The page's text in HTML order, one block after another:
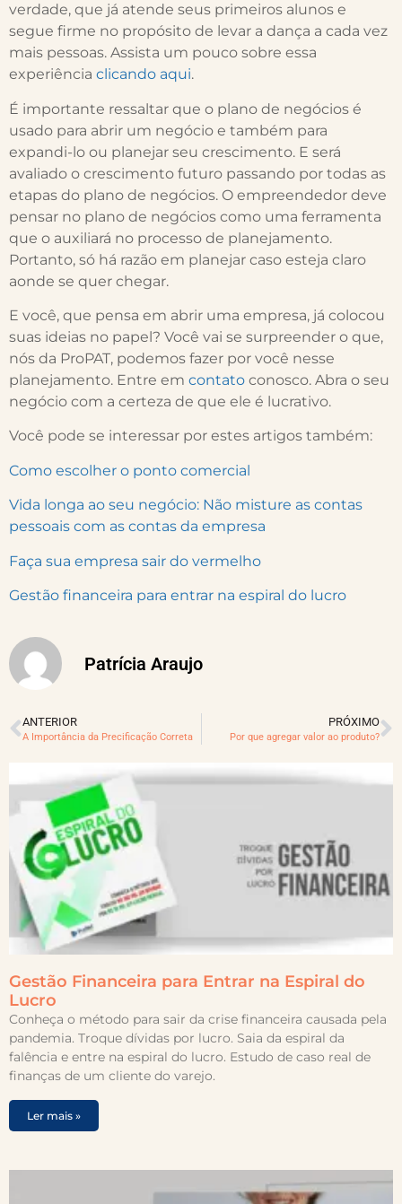
verdade, que já atende seus primeiros alunos e
segue firme no propósito de levar a dança a cada vez
mais pessoas. Assista um pouco sobre essa
experiência clicando aqui.
É importante ressaltar que o plano de negócios é
usado para abrir um negócio e também para
expandi-lo ou planejar seu crescimento. E será
avaliado o crescimento futuro passando por todas as
etapas do plano de negócios. O empreendedor deve
pensar no plano de negócios como uma ferramenta
que o auxiliará no processo de planejamento.
Portanto, só há razão em planejar caso esteja claro
aonde se quer chegar.
E você, que pensa em abrir uma empresa, já colocou
suas ideias no papel? Você vai se surpreender o que,
nós da ProPAT, podemos fazer por você nesse
planejamento. Entre em contato conosco. Abra o seu
negócio com a certeza de que ele é lucrativo.
Você pode se interessar por estes artigos também:
Como escolher o ponto comercial
Vida longa ao seu negócio: Não misture as contas
pessoais com as contas da empresa
Faça sua empresa sair do vermelho
Gestão financeira para entrar na espiral do lucro
Patrícia Araujo
ANTERIOR
A Importância da Precificação Correta
PRÓXIMO
Por que agregar valor ao produto?
Gestão Financeira para Entrar na Espiral do
Lucro
Conheça o método para sair da crise financeira causada pela
pandemia. Troque dívidas por lucro. Saia da espiral da
falência e entre na espiral do lucro. Estudo de caso real de
finanças de um cliente do varejo.
Ler mais »